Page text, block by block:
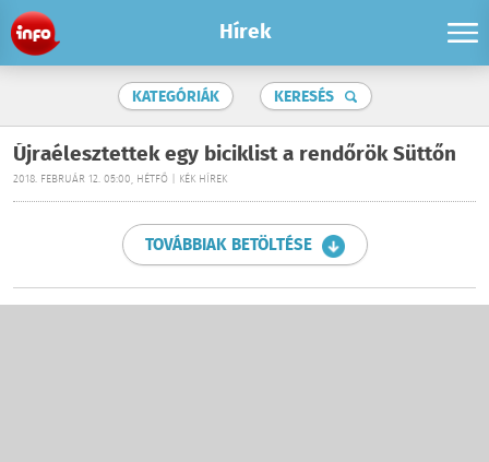
Hírek
KATEGÓRIÁK KERESÉS
Újraélesztettek egy biciklist a rendőrök Süttőn
2018. FEBRUÁR 12. 05:00, HÉTFŐ | KÉK HÍREK
TOVÁBBIAK BETÖLTÉSE